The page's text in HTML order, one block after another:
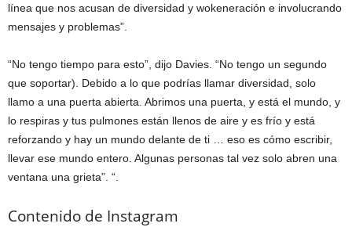
línea que nos acusan de diversidad y wokeneración e involucrando
mensajes y problemas”.
“No tengo tiempo para esto”, dijo Davies. “No tengo un segundo
que soportar). Debido a lo que podrías llamar diversidad, solo
llamo a una puerta abierta. Abrimos una puerta, y está el mundo, y
lo respiras y tus pulmones están llenos de aire y es frío y está
reforzando y hay un mundo delante de ti … eso es cómo escribir,
llevar ese mundo entero. Algunas personas tal vez solo abren una
ventana una grieta”. “.
Contenido de Instagram